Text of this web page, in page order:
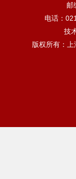
邮
电话：
技
版权所有：